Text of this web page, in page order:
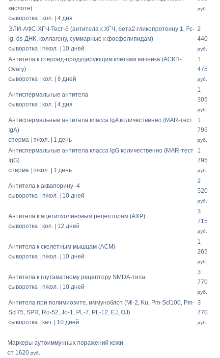
кислоте)
сыворотка | кол. | 4 дня
руб.
ЭЛИ-АФС-ХГЧ-Тест-6 (антитела к ХГЧ, бета2-гликопротеину 1, Fc-
lg, ds-ДНК, коллагену, суммарные к фосфолипидам)
сыворотка | п/кол. | 10 дней
2
440
руб.
Антитела к стероид-продуцирующим клеткам яичника (АСКП-
Ovary)
сыворотка | кол. | 8 дней
1
475
руб.
Антиспермальные антитела
сыворотка | кол. | 4 дня
1
305
руб.
Антиспермальные антитела класса IgA количественно (MAR-тест
IgA)
сперма | п/кол. | 1 день
1
795
руб.
Антиспермальные антитела класса IgG количественно (MAR-тест
IgG)
сперма | п/кол. | 1 день
1
795
руб.
Антитела к аквапорину -4
сыворотка | п/кол. | 10 дней
2
520
руб.
Антитела к ацетилхолиновым рецепторам (АХР)
сыворотка | кол. | 12 дней
3
715
руб.
Антитела к скелетным мышцам (АСМ)
сыворотка | п/кол. | 10 дней
1
265
руб.
Антитела к глутаматному рецептору NMDA-типа
сыворотка | п/кол. | 10 дней
3
770
руб.
Антитела при полимиозите, иммуноблот (Mi-2, Ku, Pm-Scl100, Pm-
Scl75, SPR, Ro-52, Jo-1, PL-7, PL-12, EJ, OJ)
сыворотка | кач. | 10 дней
3
770
руб.
Маркеры аутоиммунных поражений кожи
от 1620 руб.